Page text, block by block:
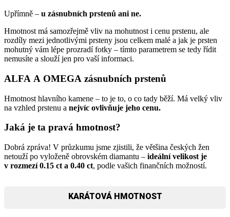
Upřímně – u zásnubních prstenů ani ne.
Hmotnost má samozřejmě vliv na mohutnost i cenu prstenu, ale
rozdíly mezi jednotlivými prsteny jsou celkem malé a jak je prsten
mohutný vám lépe prozradí fotky – tímto parametrem se tedy řídit
nemusíte a slouží jen pro vaší informaci.
ALFA A OMEGA zásnubních prstenů
Hmotnost hlavního kamene – to je to, o co tady běží. Má velký vliv
na vzhled prstenu a nejvíc ovlivňuje jeho cenu.
Jaká je ta pravá hmotnost?
Dobrá zpráva! V průzkumu jsme zjistili, že většina českých žen
netouží po vyloženě obrovském diamantu – ideální velikost je
v rozmezí 0.15 ct a 0.40 ct, podle vašich finančních možností.
KARÁTOVÁ HMOTNOST